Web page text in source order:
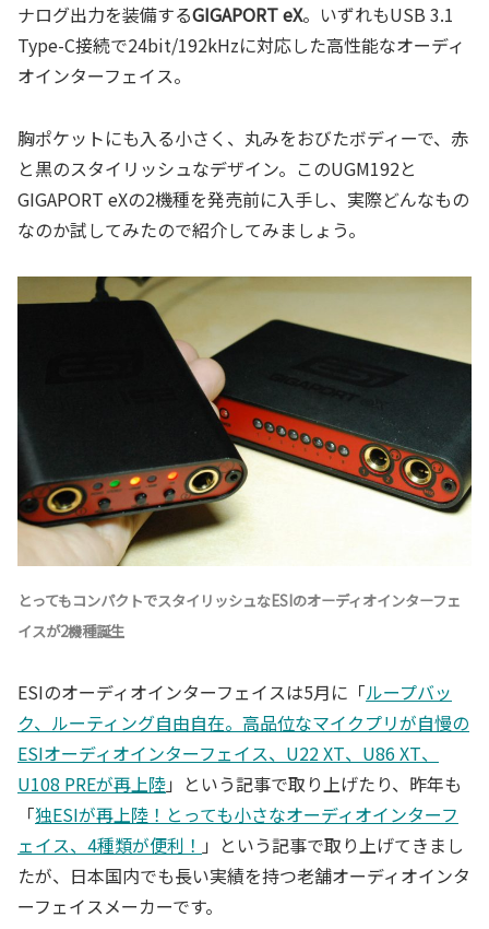
ナログ出力を装備するGIGAPORT eX。いずれもUSB 3.1
Type-C接続で24bit/192kHzに対応した高性能なオーディ
オインターフェイス。
胸ポケットにも入る小さく、丸みをおびたボディーで、赤
と黒のスタイリッシュなデザイン。このUGM192と
GIGAPORT eXの2機種を発売前に入手し、実際どんなもの
なのか試してみたので紹介してみましょう。
とってもコンパクトでスタイリッシュなESIのオーディオインターフェ
イスが2機種誕生
ESIのオーディオインターフェイスは5月に「ループバッ
ク、ルーティング自由自在。高品位なマイクプリが自慢の
ESIオーディオインターフェイス、U22 XT、U86 XT、
U108 PREが再上陸」という記事で取り上げたり、昨年も
「独ESIが再上陸！とっても小さなオーディオインターフ
ェイス、4種類が便利！ 」という記事で取り上げてきまし
たが、日本国内でも長い実績を持つ老舗オーディオインタ
ーフェイスメーカーです。